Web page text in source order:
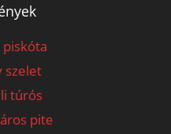
piskóta
szelet
túrós
pite